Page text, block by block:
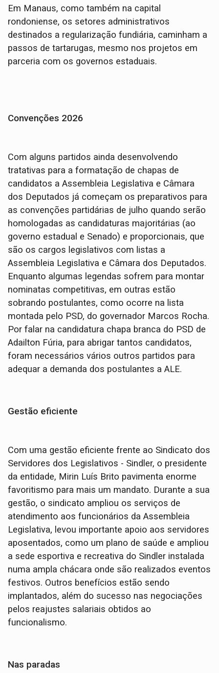
Em Manaus, como também na capital
rondoniense, os setores administrativos
destinados a regularização fundiária, caminham a
passos de tartarugas, mesmo nos projetos em
parceria com os governos estaduais.
Convenções 2026
Com alguns partidos ainda desenvolvendo
tratativas para a formatação de chapas de
candidatos a Assembleia Legislativa e Câmara
dos Deputados já começam os preparativos para
as convenções partidárias de julho quando serão
homologadas as candidaturas majoritárias (ao
governo estadual e Senado) e proporcionais, que
são os cargos legislativos com listas a
Assembleia Legislativa e Câmara dos Deputados.
Enquanto algumas legendas sofrem para montar
nominatas competitivas, em outras estão
sobrando postulantes, como ocorre na lista
montada pelo PSD, do governador Marcos Rocha.
Por falar na candidatura chapa branca do PSD de
Adailton Fúria, para abrigar tantos candidatos,
foram necessários vários outros partidos para
adequar a demanda dos postulantes a ALE.
Gestão eficiente
Com uma gestão eficiente frente ao Sindicato dos
Servidores dos Legislativos - Sindler, o presidente
da entidade, Mirin Luís Brito pavimenta enorme
favoritismo para mais um mandato. Durante a sua
gestão, o sindicato ampliou os serviços de
atendimento aos funcionários da Assembleia
Legislativa, levou importante apoio aos servidores
aposentados, como um plano de saúde e ampliou
a sede esportiva e recreativa do Sindler instalada
numa ampla chácara onde são realizados eventos
festivos. Outros benefícios estão sendo
implantados, além do sucesso nas negociações
pelos reajustes salariais obtidos ao
funcionalismo.
Nas paradas